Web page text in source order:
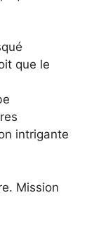
que le
intrigante
Mission